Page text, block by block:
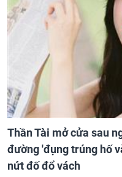
Thần Tài mở cửa sau
đường 'đụng trúng hố
nứt đố đổ vách